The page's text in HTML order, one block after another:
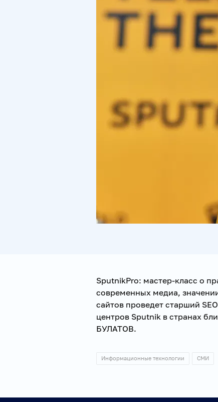
SputnikPro: мастер-класс о
современных медиа,
сайтов проведет старший
центров Sputnik в странах
БУЛАТОВ.
Информационные технологии СМИ